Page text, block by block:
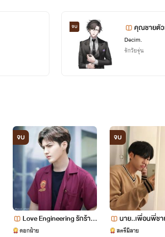
จบ คุณชายตั
Decim.
รักวัยรุ่น
จบ
Love Engineering รักร้ายแ
ฟนรุ่นพี่ ( HOT 18 +++ )
ดอกฝ้าย
จบ
นาย..เพื่อนพี่ช
สตรีมีลาย